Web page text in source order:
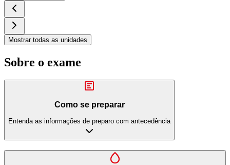
Mostrar todas as unidades
Sobre o exame
Como se preparar
Entenda as informações de preparo com antecedência